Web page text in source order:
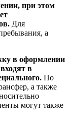
при этом
Для
а
в оформлении
в
По
а также
могут также